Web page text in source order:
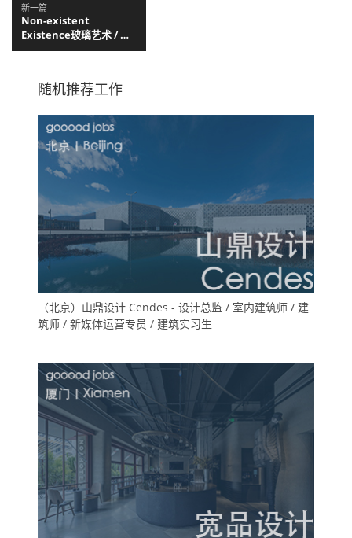
新一篇
Non-existent
Existence玻璃艺术 / 赵
瑾雅
随机推荐工作
（北京）山鼎设计 Cendes - 设计总监 / 室内建筑师 / 建
筑师 / 新媒体运营专员 / 建筑实习生